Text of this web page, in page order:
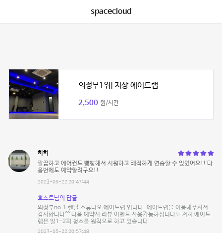
spacecloud
의정부1위] 지상 에이트랩
2,500 원/시간
히히
깔끔하고 에어컨도 빵빵해서 시원하고 쾌적하게 연습할 수 있었어요!! 다
음번에도 예약할려구요!!
2023-05-22 20:47:44
호스트님의 답글
의정부no.1 렌탈 스튜디오 에이트랩 입니다. 에이트랩을 이용해주셔서
감사합니다^^ 다음 예약시 리뷰 이벤트 사용가능하십니다✨ 저희 에이트
랩은 일1-2회 청소를 원칙으로 하고 있습니다.
2023-05-22 20:53:48